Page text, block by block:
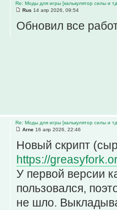
Re: Моды для игры [калькулятор силы и
Rus 14 апр 2026, 09:54
Обновил все
Re: Моды для игры [калькулятор силы и
Arne 16 апр 2026, 22:46
Новый скрипт
https://
У первой версии
пользовался,
не шло.